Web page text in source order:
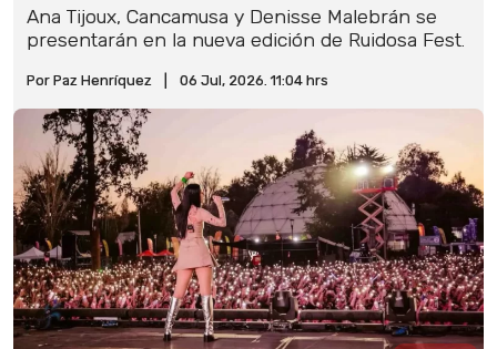
Ana Tijoux, Cancamusa y Denisse Malebrán se
presentarán en la nueva edición de Ruidosa Fest.
Por Paz Henríquez 06 Jul, 2026. 11:04 hrs